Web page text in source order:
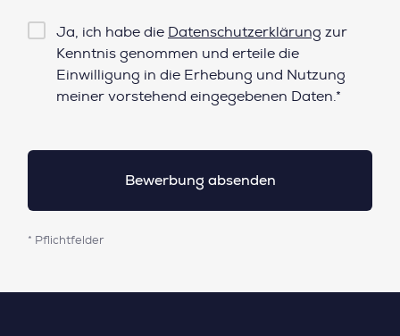
Checkbox
Datenschutz*
Ja, ich habe die Datenschutzerklärung zur
Kenntnis genommen und erteile die
Einwilligung in die Erhebung und Nutzung
meiner vorstehend eingegebenen Daten.*
* Pflichtfelder